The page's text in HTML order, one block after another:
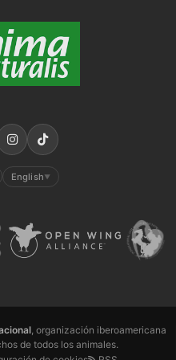
English ▼
, organización iberoamericana
de todos los animales.